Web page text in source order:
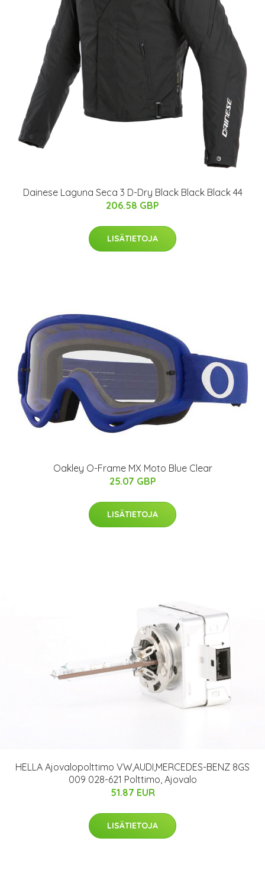
Dainese Laguna Seca 3 D-Dry Black Black Black 44
206.58 GBP
LISÄTIETOJA
Oakley O-Frame MX Moto Blue Clear
25.07 GBP
LISÄTIETOJA
HELLA Ajovalopolttimo VW,AUDI,MERCEDES-BENZ 8GS
009 028-621 Polttimo, Ajovalo
51.87 EUR
LISÄTIETOJA